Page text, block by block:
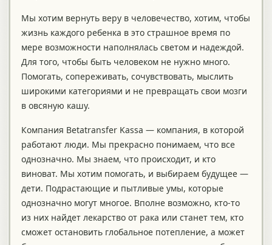
Мы хотим вернуть веру в человечество, хотим, чтобы
жизнь каждого ребенка в это страшное время по
мере возможности наполнялась светом и надеждой.
Для того, чтобы быть человеком не нужно много.
Помогать, сопереживать, сочувствовать, мыслить
широкими категориями и не превращать свои мозги
в овсяную кашу.
Компания Betatransfer Kassa — компания, в которой
работают люди. Мы прекрасно понимаем, что все
однозначно. Мы знаем, что происходит, и кто
виноват. Мы хотим помогать, и выбираем будущее —
дети. Подрастающие и пытливые умы, которые
однозначно могут многое. Вполне возможно, кто-то
из них найдет лекарство от рака или станет тем, кто
сможет остановить глобальное потепление, а может